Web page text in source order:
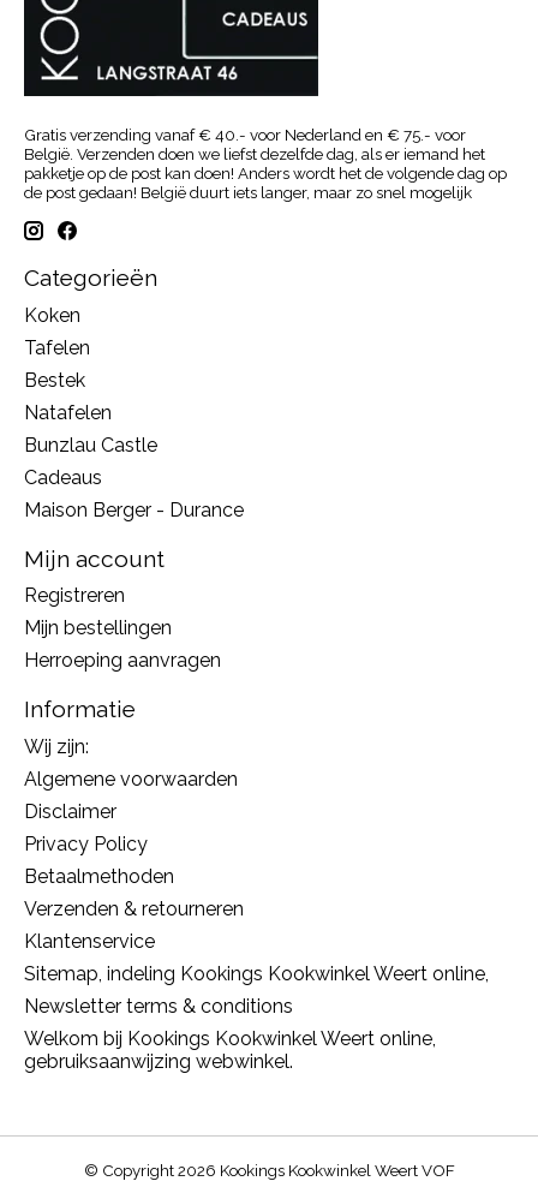
Gratis verzending vanaf € 40.- voor Nederland en € 75.- voor
België. Verzenden doen we liefst dezelfde dag, als er iemand het
pakketje op de post kan doen! Anders wordt het de volgende dag op
de post gedaan! België duurt iets langer, maar zo snel mogelijk
Categorieën
Koken
Tafelen
Bestek
Natafelen
Bunzlau Castle
Cadeaus
Maison Berger - Durance
Mijn account
Registreren
Mijn bestellingen
Herroeping aanvragen
Informatie
Wij zijn:
Algemene voorwaarden
Disclaimer
Privacy Policy
Betaalmethoden
Verzenden & retourneren
Klantenservice
Sitemap, indeling Kookings Kookwinkel Weert online,
Newsletter terms & conditions
Welkom bij Kookings Kookwinkel Weert online,
gebruiksaanwijzing webwinkel.
© Copyright 2026 Kookings Kookwinkel Weert VOF